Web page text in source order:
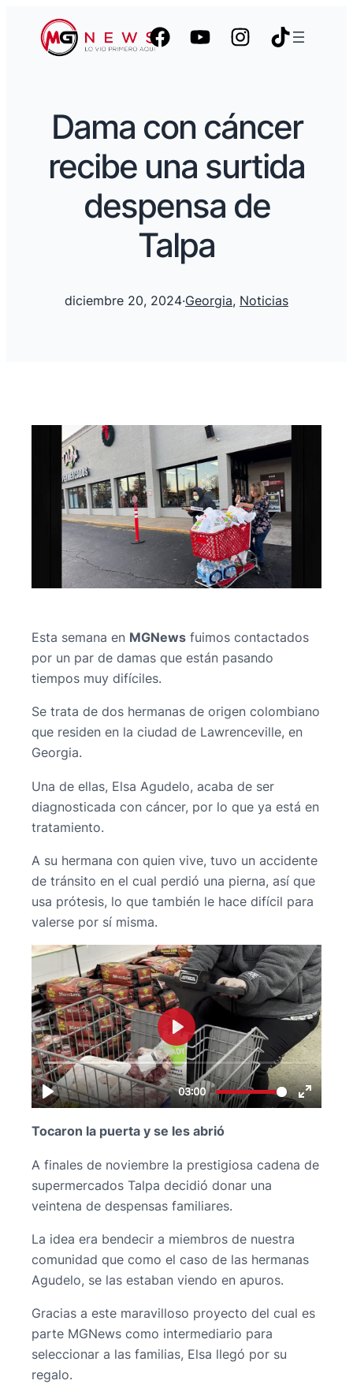
Dama con cáncer
recibe una surtida
despensa de
Talpa
diciembre 20, 2024·Georgia, Noticias
Esta semana en MGNews fuimos contactados
por un par de damas que están pasando
tiempos muy difíciles.
Se trata de dos hermanas de origen colombiano
que residen en la ciudad de Lawrenceville, en
Georgia.
Una de ellas, Elsa Agudelo, acaba de ser
diagnosticada con cáncer, por lo que ya está en
tratamiento.
A su hermana con quien vive, tuvo un accidente
de tránsito en el cual perdió una pierna, así que
usa prótesis, lo que también le hace difícil para
valerse por sí misma.
Tocaron la puerta y se les abrió
A finales de noviembre la prestigiosa cadena de
supermercados Talpa decidió donar una
veintena de despensas familiares.
La idea era bendecir a miembros de nuestra
comunidad que como el caso de las hermanas
Agudelo, se las estaban viendo en apuros.
Gracias a este maravilloso proyecto del cual es
parte MGNews como intermediario para
seleccionar a las familias, Elsa llegó por su
regalo.